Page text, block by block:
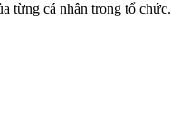
từng cá nhân trong tổ chức.